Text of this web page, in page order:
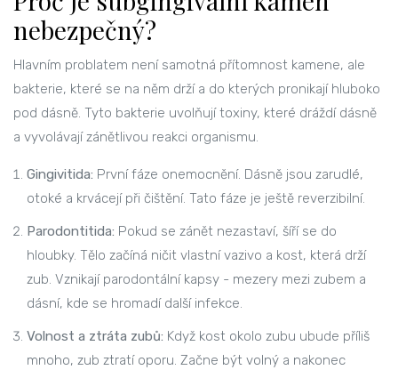
nebezpečný?
Hlavním problatem není samotná přítomnost kamene, ale
bakterie, které se na něm drží a do kterých pronikají hluboko
pod dásně. Tyto bakterie uvolňují toxiny, které dráždí dásně
a vyvolávají zánětlivou reakci organismu.
Gingivitida: První fáze onemocnění. Dásně jsou zarudlé,
otoké a krvácejí při čištění. Tato fáze je ještě reverzibilní.
Parodontitida: Pokud se zánět nezastaví, šíří se do
hloubky. Tělo začíná ničit vlastní vazivo a kost, která drží
zub. Vznikají parodontální kapsy - mezery mezi zubem a
dásní, kde se hromadí další infekce.
Volnost a ztráta zubů: Když kost okolo zubu ubude příliš
mnoho, zub ztratí oporu. Začne být volný a nakonec